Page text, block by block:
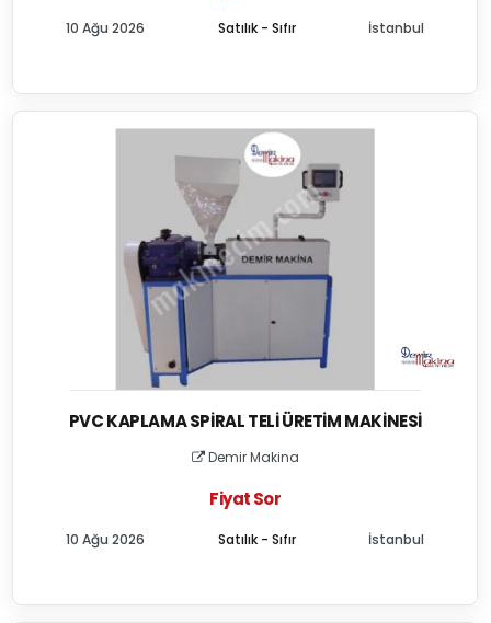
Satılık - Sıfır
10 Ağu 2026 İstanbul
PVC KAPLAMA SPIRAL TELI ÜRETIM MAKINESI
Demir Makina
Fiyat Sor
Satılık - Sıfır
10 Ağu 2026 İstanbul